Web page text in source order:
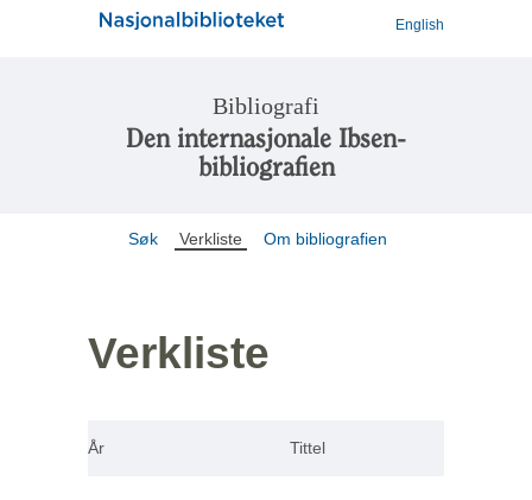
English
Bibliografi
Den internasjonale Ibsen-
bibliografien
Søk Verkliste Om bibliografien
Verkliste
År Tittel